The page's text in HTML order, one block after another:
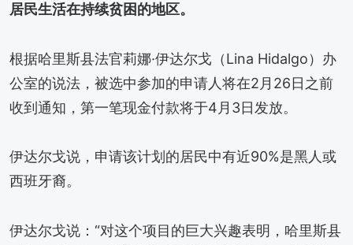
居民生活在持续贫困的地区。
根据哈里斯县法官莉娜·伊达尔戈（Lina Hidalgo）办
公室的说法，被选中参加的申请人将在2月26日之前
收到通知，第一笔现金付款将于4月3日发放。
伊达尔戈说，申请该计划的居民中有近90%是黑人或
西班牙裔。
伊达尔戈说：“对这个项目的巨大兴趣表明，哈里斯县